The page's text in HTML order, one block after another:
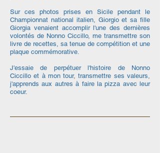
Sur ces photos prises en Sicile pendant le
Championnat national italien, Giorgio et sa fille
Giorgia venaient accomplir l'une des dernières
volontés de Nonno Ciccillo, me transmettre son
livre de recettes, sa tenue de compétition et une
plaque commémorative.
J'essaie de perpétuer l'histoire de Nonno
Ciccillo et à mon tour, transmettre ses valeurs,
j'apprends aux autres à faire la pizza avec leur
coeur.